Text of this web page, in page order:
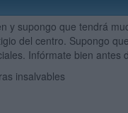
y supongo que tendrá
del centro. Supongo
Infórmate bien antes
insalvables